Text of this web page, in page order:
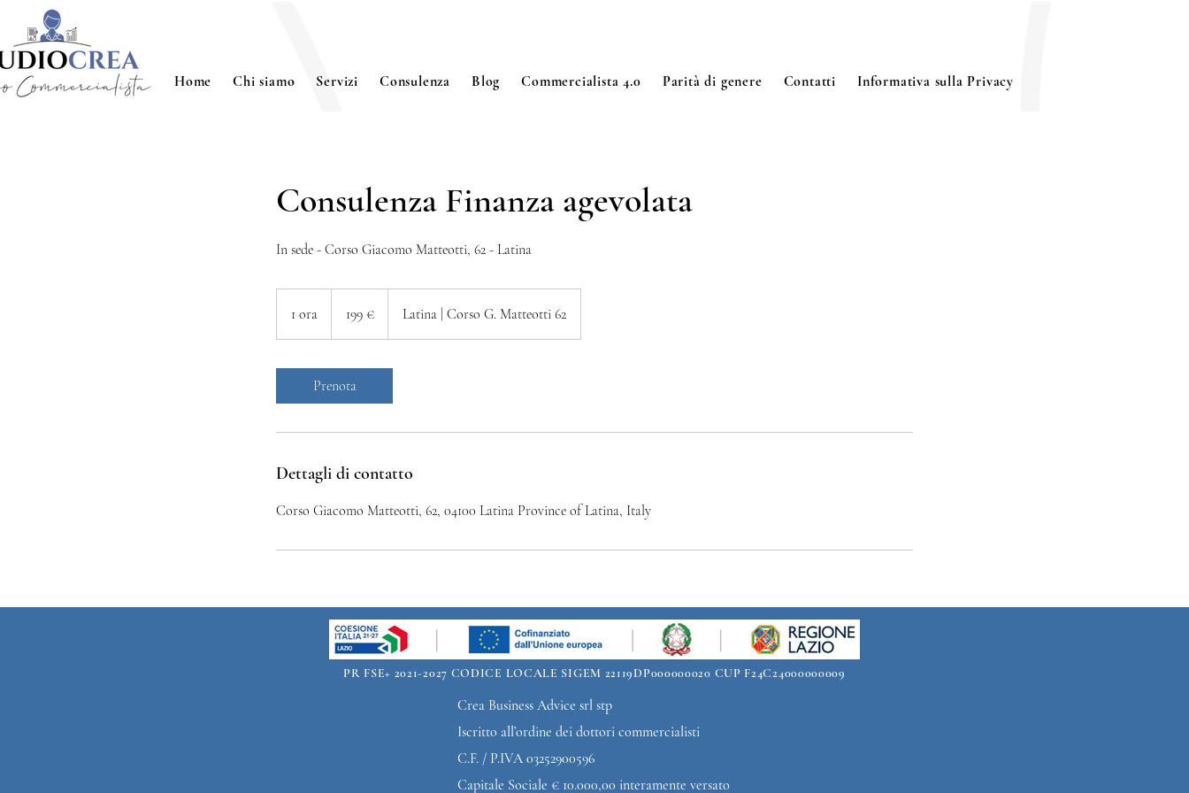
Home Chi siamo Servizi Consulenza Blog Commercialista 4.0 Parità di genere Contatti Informativa sulla Privacy
Consulenza Finanza agevolata
In sede - Corso Giacomo Matteotti, 62 - Latina
1 ora
o
199 € Latina | Corso G. Matteotti 62
Prenota
Dettagli di contatto
Corso Giacomo Matteotti, 62, 04100 Latina Province of Latina, Italy
PR FSE+ 2021-2027 CODICE LOCALE SIGEM 22119DP000000020 CUP F24C24000000009
Crea Business Advice srl stp
Iscritto all’ordine dei dottori commercialisti
C.F. / P.IVA 03252900596
Capitale Sociale € 10.000,00 interamente versato